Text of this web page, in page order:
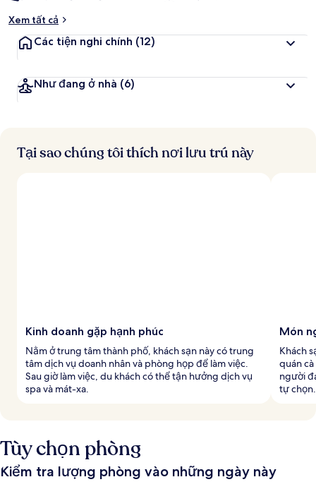
Xem tất cả
Các tiện nghi chính (12)
Như đang ở nhà (6)
Tại sao chúng tôi thích nơi lưu trú này
Kinh doanh gặp hạnh phúc
Nằm ở trung tâm thành phố, khách sạn này có trung
tâm dịch vụ doanh nhân và phòng họp để làm việc.
Sau giờ làm việc, du khách có thể tận hưởng dịch vụ
spa và mát-xa.
Món
Khách
quán
người
tự chọn.
Tùy chọn phòng
Kiểm tra lượng phòng vào những ngày này